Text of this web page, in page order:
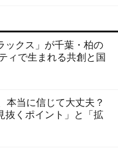
ックス」が千葉・柏の
ィで生まれる共創と国
本当に信じて大丈夫？
抜くポイント」と「拡